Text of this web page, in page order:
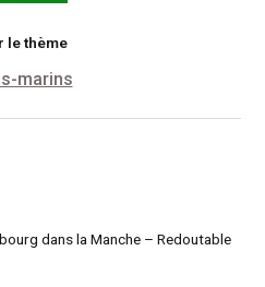
le thème
marins
dans la Manche – Redoutable